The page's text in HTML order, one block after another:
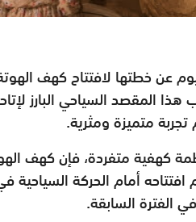
عن خطتها لافتتاح كهف
المقصد السياحي البارز
متميزة ومثرية.
كهفية متفردة، فإن كهف
أمام الحركة السياحية